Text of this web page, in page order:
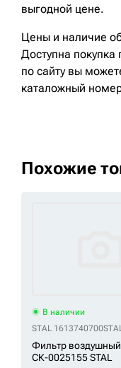
выгодной цене.
Цены и наличие
Доступна покупка
по сайту вы
каталожный
Похожие
В наличии
STAL 1613740700
Фильтр воздушный
СК-0025155 STAL